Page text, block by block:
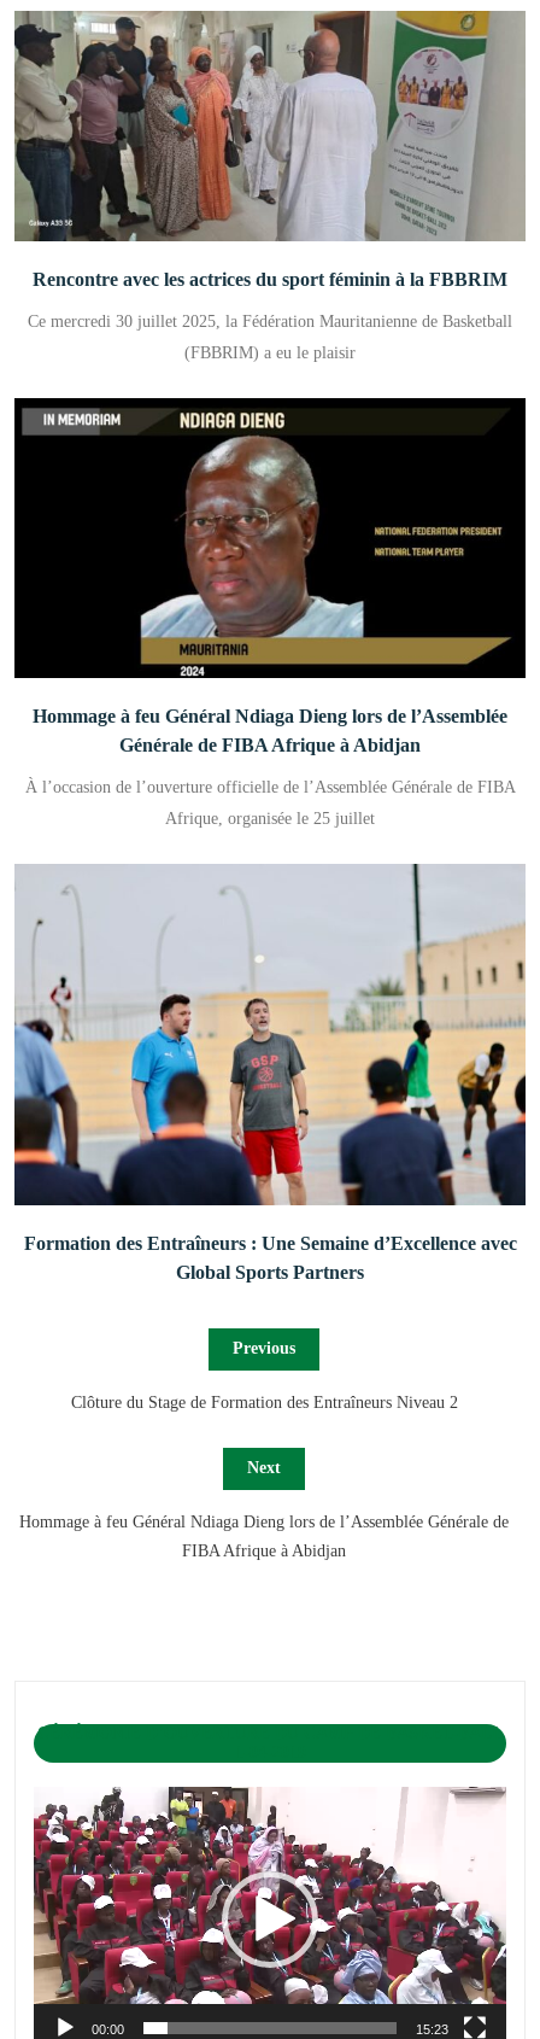
Rencontre avec les actrices du sport féminin à la FBBRIM
Ce mercredi 30 juillet 2025, la Fédération Mauritanienne de Basketball
(FBBRIM) a eu le plaisir
Hommage à feu Général Ndiaga Dieng lors de l’Assemblée
Générale de FIBA Afrique à Abidjan
À l’occasion de l’ouverture officielle de l’Assemblée Générale de FIBA
Afrique, organisée le 25 juillet
Formation des Entraîneurs : Une Semaine d’Excellence avec
Global Sports Partners
Previous
Clôture du Stage de Formation des Entraîneurs Niveau 2
Next
Hommage à feu Général Ndiaga Dieng lors de l’Assemblée Générale de
FIBA Afrique à Abidjan
CÉRÉMONIE D’OUVERTURE DU CAMP DE BASKET-BALL
Lecteur
vidéo
00:00 15:23